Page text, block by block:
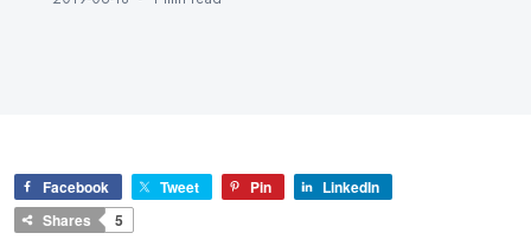
Facebook Tweet Pin
LinkedIn
Shares
5